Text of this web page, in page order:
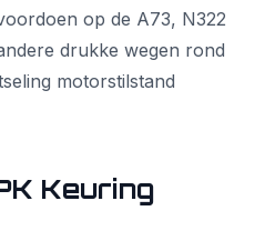
op de A73, N322
drukke wegen rond
motorstilstand
Keuring